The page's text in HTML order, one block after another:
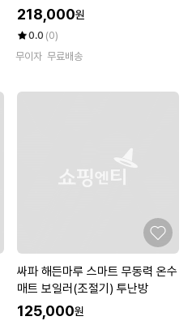
218,000원
0.0 (0)
무이자 무료배송
싸파 해든마루 스마트 무동력 온수
매트 보일러(조절기) 투난방
125,000원